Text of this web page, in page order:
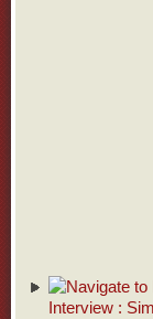
Interview :